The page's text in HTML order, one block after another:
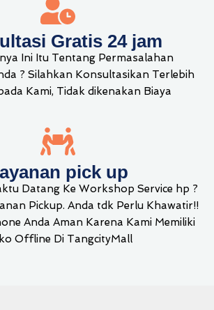
Gratis 24 jam
Ini Itu Tentang Permasalahan
? Silahkan Konsultasikan Terlebih
Kami, Tidak dikenakan Biaya
pick up
Datang Ke Workshop Service hp ?
Pickup. Anda tdk Perlu Khawatir!!
Anda Aman Karena Kami Memiliki
Offline Di TangcityMall